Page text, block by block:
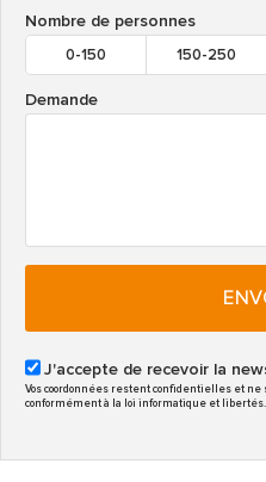
Nombre de personnes
0-150 150-250
Demande
J'accepte de recevoir la
Vos coordonnées restent confidentielles et
conformément à la loi informatique et libertés.